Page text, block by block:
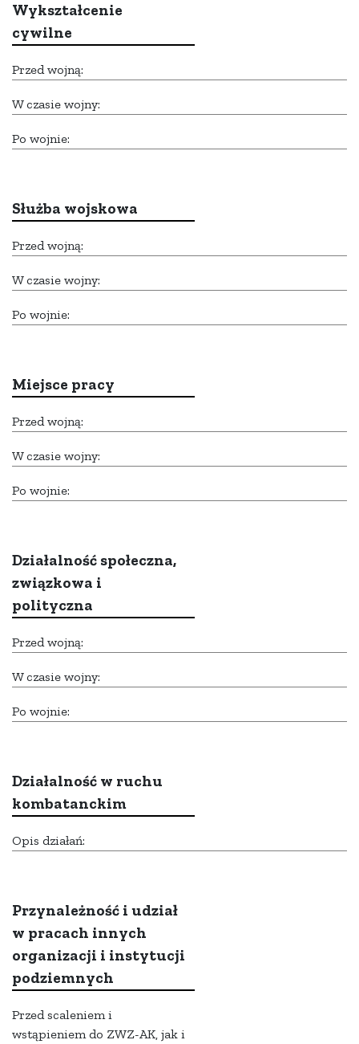
Wykształcenie
cywilne
Przed wojną:
W czasie wojny:
Po wojnie:
Służba wojskowa
Przed wojną:
W czasie wojny:
Po wojnie:
Miejsce pracy
Przed wojną:
W czasie wojny:
Po wojnie:
Działalność społeczna,
związkowa i
polityczna
Przed wojną:
W czasie wojny:
Po wojnie:
Działalność w ruchu
kombatanckim
Opis działań:
Przynależność i udział
w pracach innych
organizacji i instytucji
podziemnych
Przed scaleniem i
wstąpieniem do ZWZ-AK, jak i